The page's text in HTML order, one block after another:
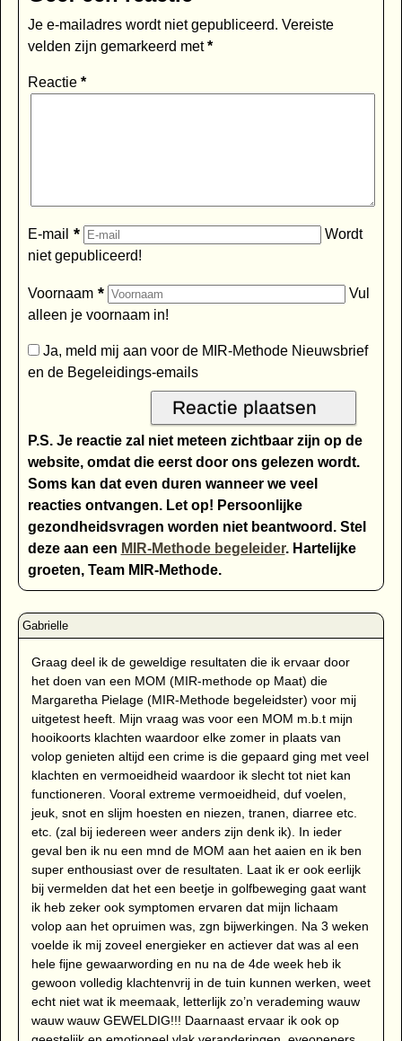
Graag deel ik de geweldige resultaten die ik ervaar door
het doen van een MOM (MIR-methode op Maat) die
Margaretha Pielage (MIR-Methode begeleidster) voor mij
uitgetest heeft. Mijn vraag was voor een MOM m.b.t mijn
hooikoorts klachten waardoor elke zomer in plaats van
volop genieten altijd een crime is die gepaard ging met veel
klachten en vermoeidheid waardoor ik slecht tot niet kan
functioneren. Vooral extreme vermoeidheid, duf voelen,
jeuk, snot en slijm hoesten en niezen, tranen, diarree etc.
etc. (zal bij iedereen weer anders zijn denk ik). In ieder
geval ben ik nu een mnd de MOM aan het aaien en ik ben
super enthousiast over de resultaten. Laat ik er ook eerlijk
bij vermelden dat het een beetje in golfbeweging gaat want
ik heb zeker ook symptomen ervaren dat mijn lichaam
volop aan het opruimen was, zgn bijwerkingen. Na 3 weken
voelde ik mij zoveel energieker en actiever dat was al een
hele fijne gewaarwording en nu na de 4de week heb ik
gewoon volledig klachtenvrij in de tuin kunnen werken, weet
echt niet wat ik meemaak, letterlijk zo’n verademing wauw
wauw wauw GEWELDIG!!! Daarnaast ervaar ik ook op
Je e-mailadres wordt niet gepubliceerd. Vereiste
velden zijn gemarkeerd met*
Reactie *
E-mail *
Wordt
niet gepubliceerd!
Voornaam *
Vul
alleen je voornaam in!
Ja, meld mij aan voor de MIR-Methode Nieuwsbrief
en de Begeleidings-emails
P.S. Je reactie zal niet meteen zichtbaar zijn op de
website, omdat die eerst door ons gelezen wordt.
Soms kan dat even duren wanneer we veel
reacties ontvangen. Let op! Persoonlijke
gezondheidsvragen worden niet beantwoord. Stel
deze aan een MIR-Methode begeleider. Hartelijke
groeten, Team MIR-Methode.